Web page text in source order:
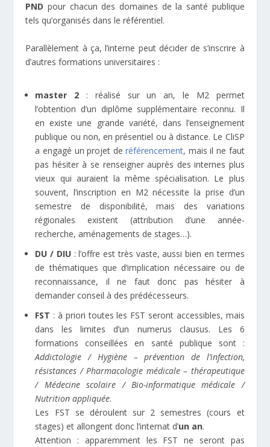
PND pour chacun des domaines de la santé publique
tels qu’organisés dans le référentiel.
Parallèlement à ça, l’interne peut décider de s’inscrire à
d’autres formations universitaires :
master 2 : réalisé sur un an, le M2 permet
l’obtention d’un diplôme supplémentaire reconnu. Il
en existe une grande variété, dans l’enseignement
publique ou non, en présentiel ou à distance. Le CliSP
a engagé un projet deréférencement, mais il ne faut
pas hésiter à se renseigner auprès des internes plus
vieux qui auraient la même spécialisation. Le plus
souvent, l’inscription en M2 nécessite la prise d’un
semestre de disponibilité, mais des variations
régionales existent (attribution d’une année-
recherche, aménagements de stages…).
DU / DIU : l’offre est très vaste, aussi bien en termes
de thématiques que d’implication nécessaire ou de
reconnaissance, il ne faut donc pas hésiter à
demander conseil à des prédécesseurs.
FST : à priori toutes les FST seront accessibles, mais
dans les limites d’un numerus clausus. Les 6
formations conseillées en santé publique sont :
Addictologie / Hygiène – prévention de l’infection,
résistances / Pharmacologie médicale – thérapeutique
/ Médecine scolaire / Bio-informatique médicale /
Nutrition appliquée.
Les FST se déroulent sur 2 semestres (cours et
stages) et allongent donc l’internat d’un an.
Attention : apparemment les FST ne seront pas